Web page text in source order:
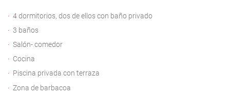
4 dormitorios, dos de ellos con baño privado
3 baños
Salón- comedor
Cocina
Piscina privada con terraza
Zona de barbacoa